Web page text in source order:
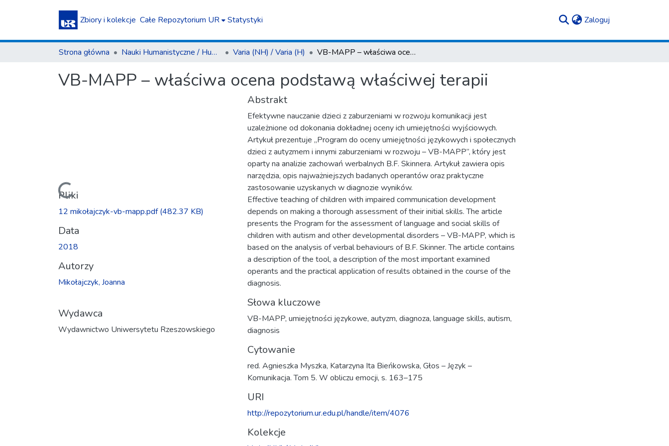
Zbiory i kolekcje Całe Repozytorium UR Statystyki Zaloguj
Strona główna Nauki Humanistyczne / Humanities Varia (NH) / Varia (H) VB-MAPP – właściwa ocena podstawą właściwej terapii
VB-MAPP – właściwa ocena podstawą właściwej terapii
Ładowanie...
Pliki
12 mikołajczyk-vb-mapp.pdf(482.37 KB)
Data
2018
Autorzy
Mikołajczyk, Joanna
Wydawca
Wydawnictwo Uniwersytetu Rzeszowskiego
Abstrakt
Efektywne nauczanie dzieci z zaburzeniami w rozwoju komunikacji jest
uzależnione od dokonania dokładnej oceny ich umiejętności wyjściowych.
Artykuł prezentuje „Program do oceny umiejętności językowych i społecznych
dzieci z autyzmem i innymi zaburzeniami w rozwoju – VB-MAPP”, który jest
oparty na analizie zachowań werbalnych B.F. Skinnera. Artykuł zawiera opis
narzędzia, opis najważniejszych badanych operantów oraz praktyczne
zastosowanie uzyskanych w diagnozie wyników.
Effective teaching of children with impaired communication development
depends on making a thorough assessment of their initial skills. The article
presents the Program for the assessment of language and social skills of
children with autism and other developmental disorders – VB-MAPP, which is
based on the analysis of verbal behaviours of B.F. Skinner. The article contains
a description of the tool, a description of the most important examined
operants and the practical application of results obtained in the course of the
diagnosis.
Słowa kluczowe
VB-MAPP, umiejętności językowe, autyzm, diagnoza, language skills, autism,
diagnosis
Cytowanie
red. Agnieszka Myszka, Katarzyna Ita Bieńkowska, Głos – Język –
Komunikacja. Tom 5. W obliczu emocji, s. 163–175
URI
http://repozytorium.ur.edu.pl/handle/item/4076
Kolekcje